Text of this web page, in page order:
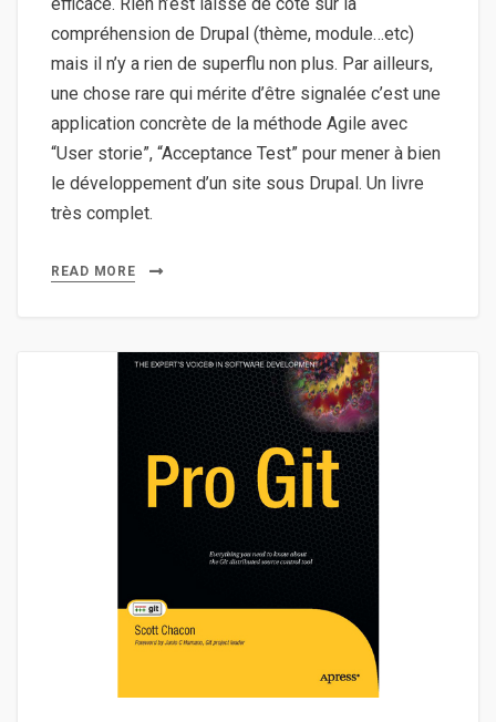
compréhension de Drupal (thème, module…etc)
mais il n’y a rien de superflu non plus. Par ailleurs,
une chose rare qui mérite d’être signalée c’est une
application concrète de la méthode Agile avec
“User storie”, “Acceptance Test” pour mener à bien
le développement d’un site sous Drupal. Un livre
très complet.
READ MORE